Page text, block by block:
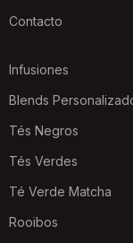
Contacto
Infusiones
Blends
Tés Negros
Tés Verdes
Té Verde Matcha
Rooibos